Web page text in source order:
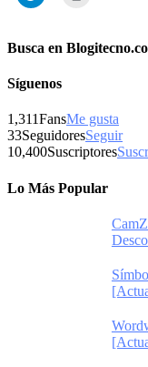
Busca en
Síguenos
1,311FansMe gusta
33SeguidoresSeguir
10,400Suscriptores
Lo Más Popular